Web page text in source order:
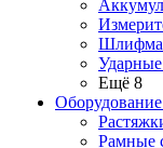
Ещё 8
Рамные